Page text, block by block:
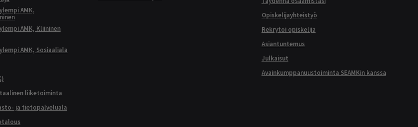
AMK,
AMK, Kliininen
AMK, Sosiaaliala
liiketoiminta
ja tietopalveluala
Opiskelijayhteistyö
Rekrytoi opiskelija
Asiantuntemus
Julkaisut
Avainkumppanuustoiminta SEAMKin kanssa